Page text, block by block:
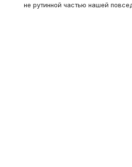
не рутинной частью нашей